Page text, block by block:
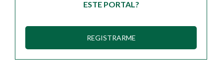
ESTE PORTAL?
REGISTRARME